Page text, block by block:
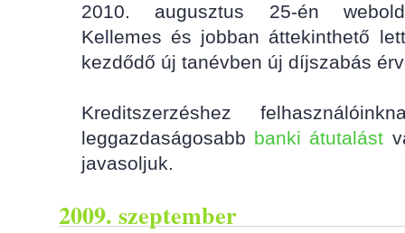
2010. augusztus 25-én
Kellemes és jobban áttekinthető
kezdődő új tanévben új díjszabás
Kreditszerzéshez
leggazdaságosabb banki átutalást
javasoljuk.
2009. szeptember